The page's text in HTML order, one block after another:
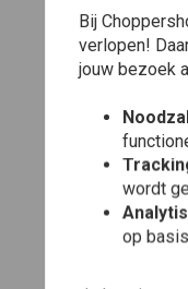
Bij
verlopen!
jouw bezoek
wordt
op